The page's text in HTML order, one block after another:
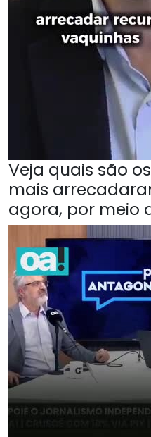
Veja quais são
mais
agora, por meio